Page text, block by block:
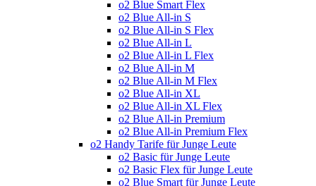
o2 Blue Smart Flex
o2 Blue All-in S
o2 Blue All-in S Flex
o2 Blue All-in L
o2 Blue All-in L Flex
o2 Blue All-in M
o2 Blue All-in M Flex
o2 Blue All-in XL
o2 Blue All-in XL Flex
o2 Blue All-in Premium
o2 Blue All-in Premium Flex
o2 Handy Tarife für Junge Leute
o2 Basic für Junge Leute
o2 Basic Flex für Junge Leute
o2 Blue Smart für Junge Leute